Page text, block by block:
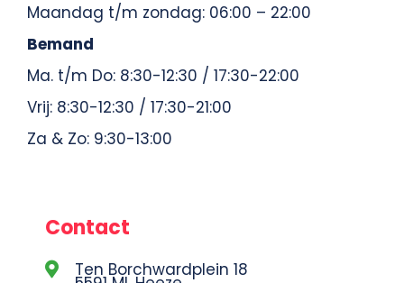
Maandag t/m zondag: 06:00 – 22:00
Bemand
Ma. t/m Do: 8:30-12:30 / 17:30-22:00
Vrij: 8:30-12:30 / 17:30-21:00
Za & Zo: 9:30-13:00
Contact
Ten Borchwardplein 18